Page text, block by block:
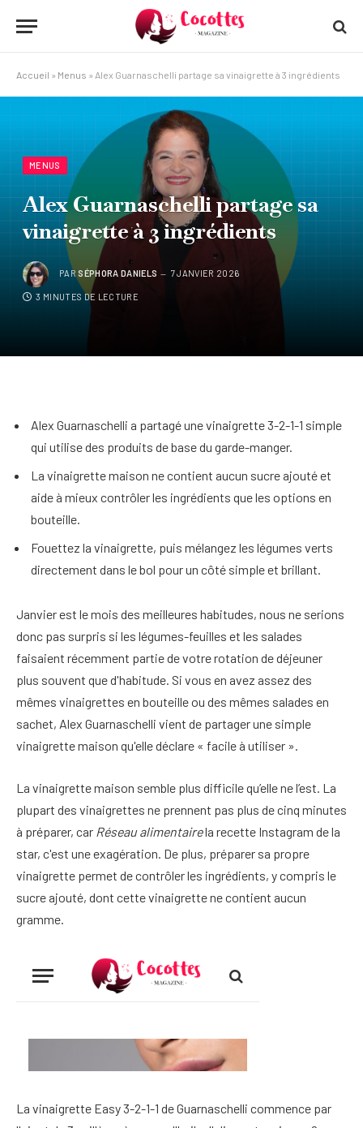
Accueil » Menus » Alex Guarnaschelli partage sa vinaigrette à 3 ingrédients
MENUS
Alex Guarnaschelli partage sa
vinaigrette à 3 ingrédients
PAR SÉPHORA DANIELS 7 JANVIER 2026
3 MINUTES DE LECTURE
Alex Guarnaschelli a partagé une vinaigrette 3-2-1-1 simple
qui utilise des produits de base du garde-manger.
La vinaigrette maison ne contient aucun sucre ajouté et
aide à mieux contrôler les ingrédients que les options en
bouteille.
Fouettez la vinaigrette, puis mélangez les légumes verts
directement dans le bol pour un côté simple et brillant.
Janvier est le mois des meilleures habitudes, nous ne serions
donc pas surpris si les légumes-feuilles et les salades
faisaient récemment partie de votre rotation de déjeuner
plus souvent que d'habitude. Si vous en avez assez des
mêmes vinaigrettes en bouteille ou des mêmes salades en
sachet, Alex Guarnaschelli vient de partager une simple
vinaigrette maison qu'elle déclare « facile à utiliser ».
La vinaigrette maison semble plus difficile qu’elle ne l’est. La
plupart des vinaigrettes ne prennent pas plus de cinq minutes
à préparer, car Réseau alimentairela recette Instagram de la
star, c'est une exagération. De plus, préparer sa propre
vinaigrette permet de contrôler les ingrédients, y compris le
sucre ajouté, dont cette vinaigrette ne contient aucun
gramme.
La vinaigrette Easy 3-2-1-1 de Guarnaschelli commence par